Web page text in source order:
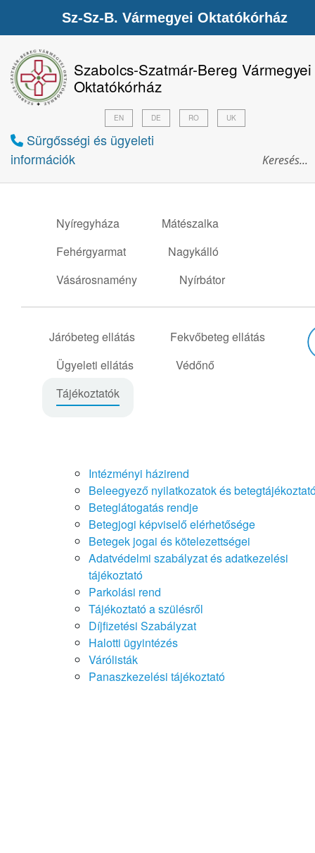
Szabolcs-Szatmár-Bereg Vármegyei
Oktatókórház
Sürgősségi és ügyeleti
információk
EN DE RO UK
Nyíregyháza
Mátészalka
Fehérgyarmat
Nagykálló
Vásárosnamény
Nyírbátor
Járóbeteg ellátás
Fekvőbeteg ellátás
Ügyeleti ellátás
Védőnő
Tájékoztatók
Intézményi házirend
Beleegyező nyilatkozatok és
Beteglátogatás rendje
Betegjogi képviselő elérhetősége
Betegek jogai és kötelezettségei
Adatvédelmi szabályzat és adatkezelési
tájékoztató
Parkolási rend
Tájékoztató a szülésről
Díjfizetési Szabályzat
Halotti ügyintézés
Várólisták
Panaszkezelési tájékoztató
Sz-Sz-B. Vármegyei Oktatókórház